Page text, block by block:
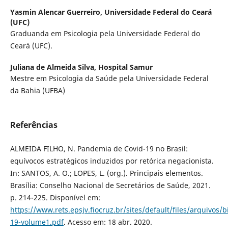
Yasmin Alencar Guerreiro, Universidade Federal do Ceará
(UFC)
Graduanda em Psicologia pela Universidade Federal do
Ceará (UFC).
Juliana de Almeida Silva, Hospital Samur
Mestre em Psicologia da Saúde pela Universidade Federal
da Bahia (UFBA)
Referências
ALMEIDA FILHO, N. Pandemia de Covid-19 no Brasil:
equívocos estratégicos induzidos por retórica negacionista.
In: SANTOS, A. O.; LOPES, L. (org.). Principais elementos.
Brasília: Conselho Nacional de Secretários de Saúde, 2021.
p. 214-225. Disponível em:
https://www.rets.epsjv.fiocruz.br/sites/default/files/arquivos/
19-volume1.pdf. Acesso em: 18 abr. 2020.